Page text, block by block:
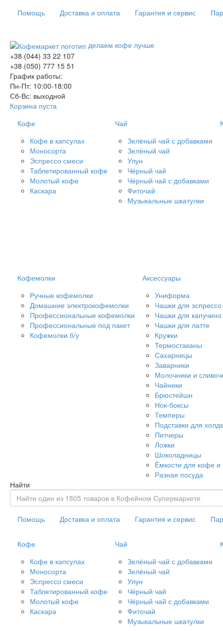
Помощь Доставка и оплата Гарантия и сервис
делаем кофе лучше
+38 (044) 33 22 107
+38 (050) 777 15 51
График работы:
Пн-Пт: 10:00-18:00
Сб-Вс: выходной
Корзина пуста
Кофе
Кофе в капсулах
Моносорта
Эспрессо смеси
Таблетированный кофе
Молотый кофе
Каскара
Чай
Зелёный чай с добавками
Зелёный чай
Улун
Чёрный чай
Чёрный чай с добавками
Фиточай
Музыкальные шкатулки
Кофемолки
Ручные кофемолки
Домашние электрокофемолки
Профессиональные кофемолки
Профессиональные под пакет
Кофемолки б/у
Аксессуары
Униформа
Чашки для эспрессо
Чашки для капучино
Чашки для латте
Кружки
Термостаканы
Сахарницы
Заварники
Молочники и
Чайники
Брюстейшн
Нок-боксы
Темперы
Подставки для
Питчеры
Ложки
Шоколадницы
Ёмкости для кофе и
Разная посуда
Найти
Помощь Доставка и оплата Гарантия и сервис
Кофе
Кофе в капсулах
Моносорта
Эспрессо смеси
Таблетированный кофе
Молотый кофе
Каскара
Чай
Зелёный чай с добавками
Зелёный чай
Улун
Чёрный чай
Чёрный чай с добавками
Фиточай
Музыкальные шкатулки